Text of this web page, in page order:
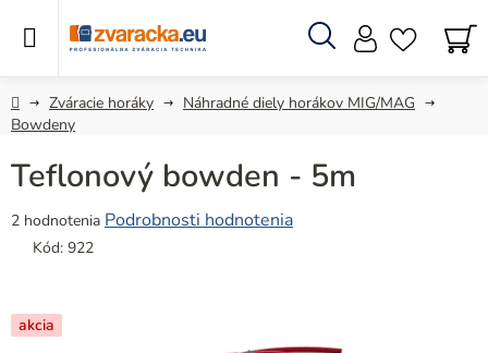
Hľadať
DomovZváracie horáky
Náhradné diely horákov MIG/MAG
Bowdeny
Teflonový bowden - 5m
Priemerné
hodnotenie
5,0
z
2 hodnotenia Podrobnosti hodnotenia
Kód: 922
akcia